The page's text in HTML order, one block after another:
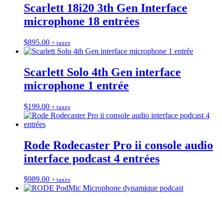
Scarlett 18i20 3th Gen Interface
microphone 18 entrées
$895.00 + taxes
Scarlett Solo 4th Gen interface
microphone 1 entrée
$199.00 + taxes
Rode Rodecaster Pro ii console audio
interface podcast 4 entrées
$989.00 + taxes